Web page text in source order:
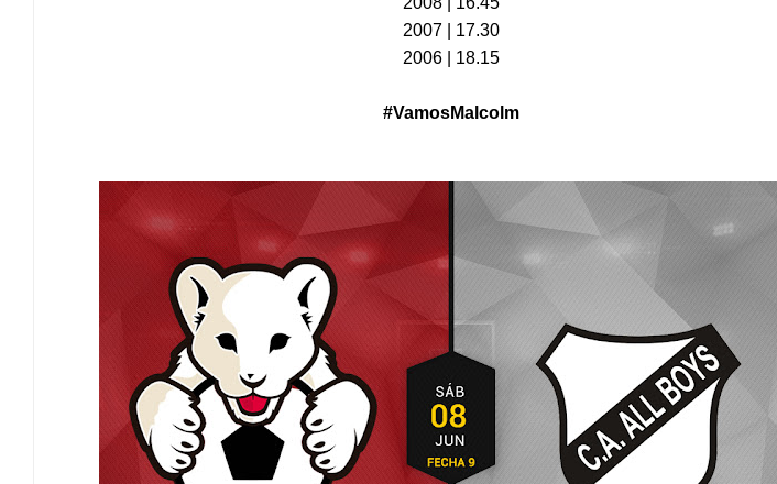
2007 | 17.30
2006 | 18.15
#VamosMalcolm